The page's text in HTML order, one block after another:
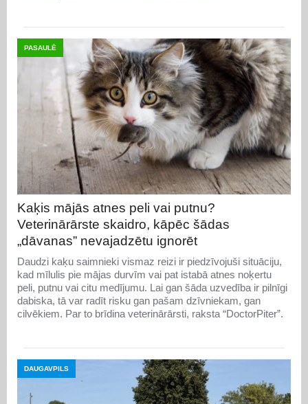
PASAULĒ
Kaķis mājās atnes peli vai putnu?
Veterinārārste skaidro, kāpēc šādas
„dāvanas” nevajadzētu ignorēt
Daudzi kaķu saimnieki vismaz reizi ir piedzīvojuši situāciju,
kad mīlulis pie mājas durvīm vai pat istabā atnes noķertu
peli, putnu vai citu medījumu. Lai gan šāda uzvedība ir pilnīgi
dabiska, tā var radīt risku gan pašam dzīvniekam, gan
cilvēkiem. Par to brīdina veterinārārsti, raksta “DoctorPiter”.
DAUGAVPILS